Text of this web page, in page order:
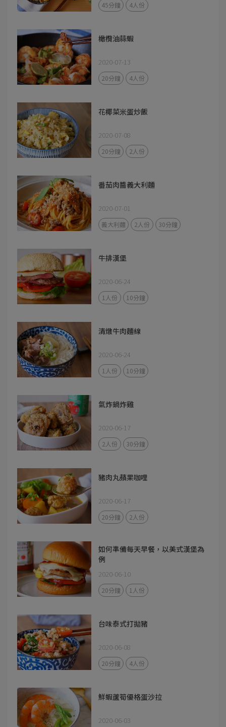
45分鐘 4人份
橄欖油蒜蝦
2020-07-13
20分鐘 4人份
花椰菜米蛋炒飯
2020-07-08
20分鐘 2人份
番茄肉醬義大利麵
2020-07-01
義大利麵 2人份 30分鐘
牛排漢堡
2020-06-24
1人份 10分鐘
清燉牛肉麵線
2020-06-24
1人份 10分鐘
氣炸鍋炸雞
2020-06-17
2人份 30分鐘
豬肉丸蘋果咖哩
2020-06-17
20分鐘 2人份
如何準備每天早餐，以美式漢堡為
例
2020-06-10
20分鐘 1人份
台味泰式打拋豬
2020-06-08
20分鐘 4人份
鮮蝦蘆筍優格蛋沙拉
2020-06-03